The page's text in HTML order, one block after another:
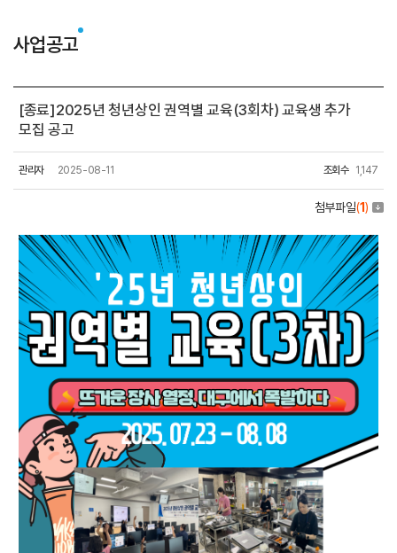
사업공고
[종료]2025년 청년상인 권역별 교육(3회차) 교육생 추가
모집 공고
관리자 2025-08-11 조회수 1,147
첨부파일(1)